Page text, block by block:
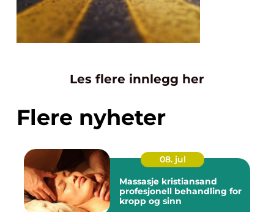
Les flere innlegg her
Flere nyheter
08. jul
Massasje kristiansand
profesjonell behandling for
kropp og sinn